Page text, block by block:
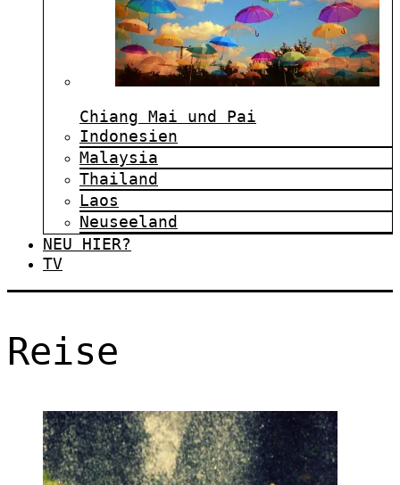
Chiang Mai und Pai
Indonesien
Malaysia
Thailand
Laos
Neuseeland
NEU HIER?
TV
Reise